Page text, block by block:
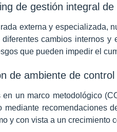
de gestión integral de
externa y especializada,
diferentes cambios internos
que pueden impedir el
de ambiente de
en un marco metodológico
mediante recomendaciones
y con vista a un crecimiento